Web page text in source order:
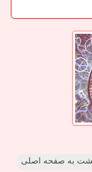
به صفحه اصلی